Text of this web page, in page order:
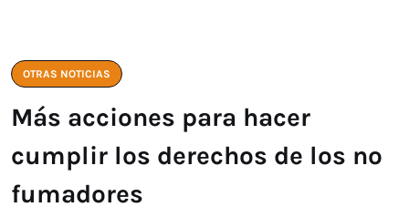
OTRAS NOTICIAS
Más acciones para hacer
cumplir los derechos de los no
fumadores